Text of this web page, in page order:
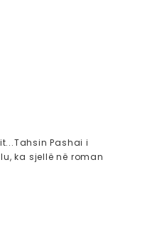
Pashai i
ka sjellë në roman